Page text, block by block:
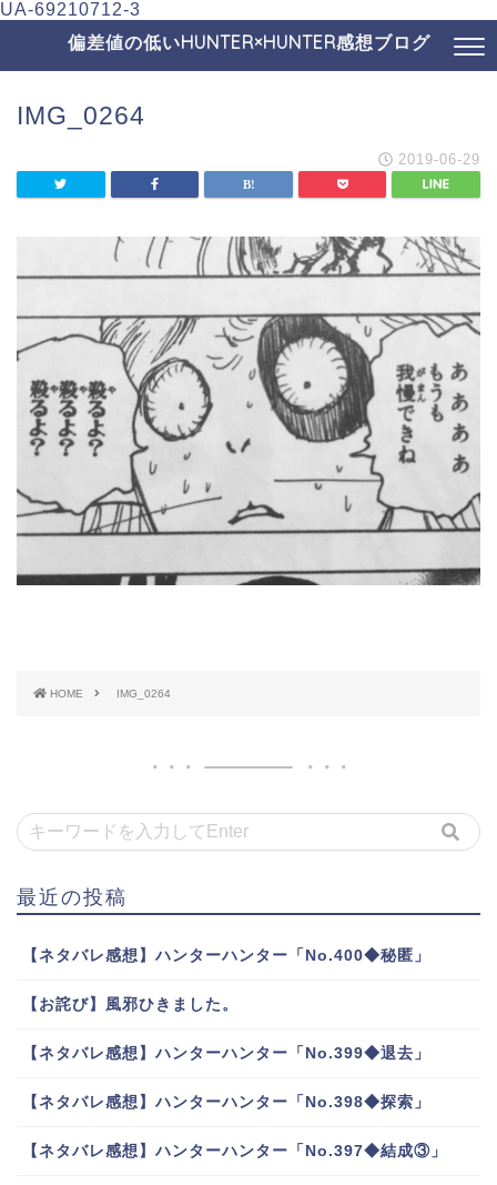
UA-69210712-3
偏差値の低いHUNTER×HUNTER感想ブログ
IMG_0264
2019-06-29
HOME IMG_0264
最近の投稿
【ネタバレ感想】ハンターハンター「No.400◆秘匿」
【お詫び】風邪ひきました。
【ネタバレ感想】ハンターハンター「No.399◆退去」
【ネタバレ感想】ハンターハンター「No.398◆探索」
【ネタバレ感想】ハンターハンター「No.397◆結成③」